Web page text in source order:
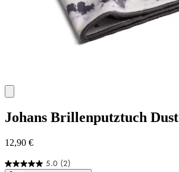
Johans Brillenputztuch Dust
12,90 €
5.0 (2)
5.0